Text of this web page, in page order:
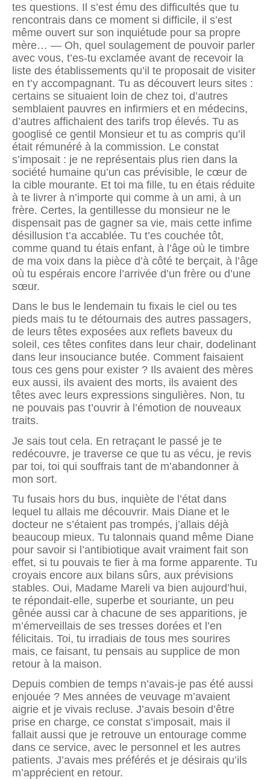
tes questions. Il s’est ému des difficultés que tu
rencontrais dans ce moment si difficile, il s’est
même ouvert sur son inquiétude pour sa propre
mère… — Oh, quel soulagement de pouvoir parler
avec vous, t’es-tu exclamée avant de recevoir la
liste des établissements qu’il te proposait de visiter
en t’y accompagnant. Tu as découvert leurs sites :
certains se situaient loin de chez toi, d’autres
semblaient pauvres en infirmiers et en médecins,
d’autres affichaient des tarifs trop élevés. Tu as
googlisé ce gentil Monsieur et tu as compris qu’il
était rémunéré à la commission. Le constat
s’imposait : je ne représentais plus rien dans la
société humaine qu’un cas prévisible, le cœur de
la cible mourante. Et toi ma fille, tu en étais réduite
à te livrer à n’importe qui comme à un ami, à un
frère. Certes, la gentillesse du monsieur ne le
dispensait pas de gagner sa vie, mais cette infime
désillusion t’a accablée. Tu t’es couchée tôt,
comme quand tu étais enfant, à l’âge où le timbre
de ma voix dans la pièce d’à côté te berçait, à l’âge
où tu espérais encore l’arrivée d’un frère ou d’une
sœur.
Dans le bus le lendemain tu fixais le ciel ou tes
pieds mais tu te détournais des autres passagers,
de leurs têtes exposées aux reflets baveux du
soleil, ces têtes confites dans leur chair, dodelinant
dans leur insouciance butée. Comment faisaient
tous ces gens pour exister ? Ils avaient des mères
eux aussi, ils avaient des morts, ils avaient des
têtes avec leurs expressions singulières. Non, tu
ne pouvais pas t’ouvrir à l’émotion de nouveaux
traits.
Je sais tout cela. En retraçant le passé je te
redécouvre, je traverse ce que tu as vécu, je revis
par toi, toi qui souffrais tant de m’abandonner à
mon sort.
Tu fusais hors du bus, inquiète de l’état dans
lequel tu allais me découvrir. Mais Diane et le
docteur ne s’étaient pas trompés, j’allais déjà
beaucoup mieux. Tu talonnais quand même Diane
pour savoir si l’antibiotique avait vraiment fait son
effet, si tu pouvais te fier à ma forme apparente. Tu
croyais encore aux bilans sûrs, aux prévisions
stables. Oui, Madame Mareli va bien aujourd’hui,
te répondait-elle, superbe et souriante, un peu
gênée aussi car à chacune de ses apparitions, je
m’émerveillais de ses tresses dorées et l’en
félicitais. Toi, tu irradiais de tous mes sourires
mais, ce faisant, tu pensais au supplice de mon
retour à la maison.
Depuis combien de temps n’avais-je pas été aussi
enjouée ? Mes années de veuvage m’avaient
aigrie et je vivais recluse. J’avais besoin d’être
prise en charge, ce constat s’imposait, mais il
fallait aussi que je retrouve un entourage comme
dans ce service, avec le personnel et les autres
patients. J’avais mes préférés et je désirais qu’ils
m’apprécient en retour.